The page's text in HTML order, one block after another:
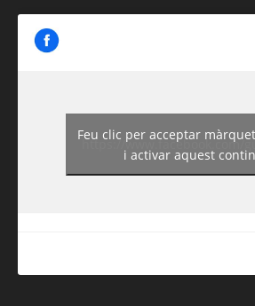
https://www.facebook.com/
Feu clic per acceptar
i activar aquest